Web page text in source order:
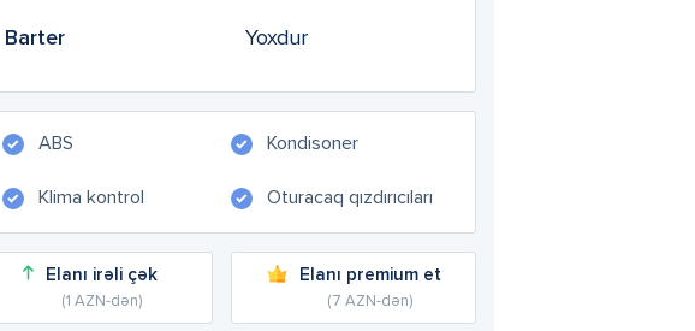
Barter Yoxdur
ABS Kondisoner
Klima kontrol Oturacaq qızdırıcıları
Elanı irəli çək
(1 AZN-dən)
Elanı premium et
(7 AZN-dən)